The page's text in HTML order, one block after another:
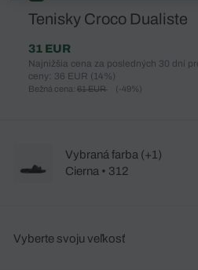
Tenisky Croco Dualiste
31 EUR
Najnižšia cena za posledných 30 dní
ceny: 36 EUR (14%)
Bežná cena: 61 EUR (-49%)
Vybraná farba (+1)
Cierna • 312
Vyberte svoju veľkosť